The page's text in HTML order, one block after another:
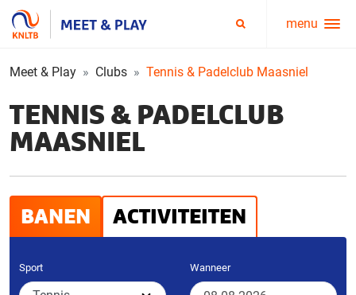
Service
menu
menu
Meet & Play Clubs Tennis & Padelclub Maasniel
TENNIS & PADELCLUB
MAASNIEL
BANEN ACTIVITEITEN
Sport Wanneer